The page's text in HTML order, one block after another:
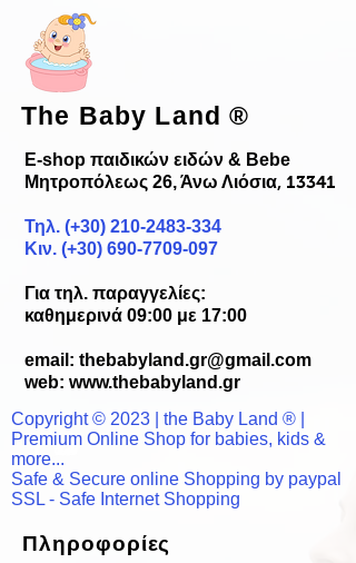
The Baby Land®
E-shop παιδικών ειδών & Bebe
Μητροπόλεως 26, Άνω Λιόσια, 13341
Τηλ. (+30) 210-2483-334
Κιν. (+30) 690-7709-097
Για τηλ. παραγγελίες:
καθημερινά 09:00 με 17:00
email: thebabyland.gr@gmail.com
web: www.thebabyland.gr
Copyright © 2023 | the Baby Land ® |
Premium Online Shop for babies, kids &
more...
Safe & Secure online Shopping by paypal
SSL - Safe Internet Shopping
Πληροφορίες